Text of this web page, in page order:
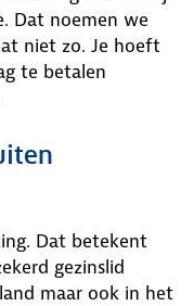
Dat noemen we
niet zo. Je hoeft
te betalen
Dat betekent
gezinslid
maar ook in het